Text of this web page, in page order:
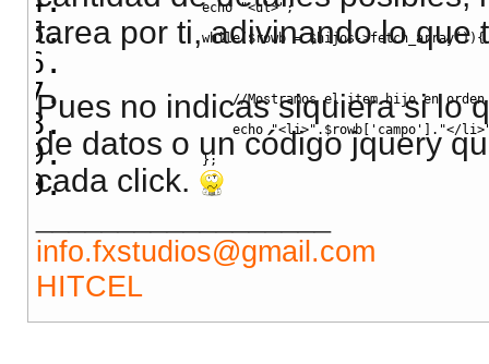
echo "<ul>";
while( $rowb = $hijos->fetch_array()) {
//Mostramos el item hijo en orden
echo "<li>". $rowb [ 'campo' ] . "</
};
echo
"</ul></li>";
tarea por ti, adivinando lo que
Pues no indicas siquiera si lo
de datos o un código jquery
cada click.
info.fxstudios@gmail.com
HITCEL